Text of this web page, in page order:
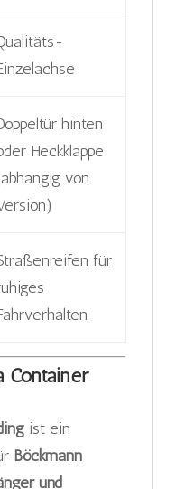
hinten
Heckklappe
von
für
Container
ist ein
Böckmann
und